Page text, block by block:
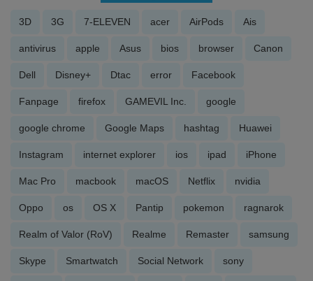
3D 3G 7-ELEVEN acer AirPods Ais
antivirus apple Asus bios browser Canon
Dell Disney+ Dtac error Facebook
Fanpage firefox GAMEVIL Inc. google
google chrome Google Maps hashtag Huawei
Instagram internet explorer ios ipad iPhone
Mac Pro macbook macOS Netflix nvidia
Oppo os OS X Pantip pokemon ragnarok
Realm of Valor (RoV) Realme Remaster samsung
Skype Smartwatch Social Network sony